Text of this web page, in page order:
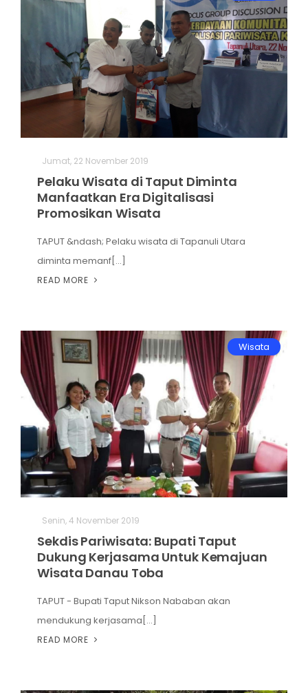
Jumat, 22 November 2019
Pelaku Wisata di Taput Diminta
Manfaatkan Era Digitalisasi
Promosikan Wisata
TAPUT &ndash; Pelaku wisata di Tapanuli Utara
diminta memanf[...]
READ MORE
Wisata
Senin, 4 November 2019
Sekdis Pariwisata: Bupati Taput
Dukung Kerjasama Untuk Kemajuan
Wisata Danau Toba
TAPUT - Bupati Taput Nikson Nababan akan
mendukung kerjasama[...]
READ MORE